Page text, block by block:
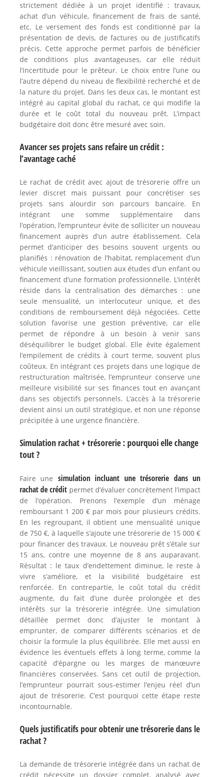
strictement dédiée à un projet identifié : travaux,
achat d’un véhicule, financement de frais de santé,
etc. Le versement des fonds est conditionné par la
présentation de devis, de factures ou de justificatifs
précis. Cette approche permet parfois de bénéficier
de conditions plus avantageuses, car elle réduit
l’incertitude pour le prêteur. Le choix entre l’une ou
l’autre dépend du niveau de flexibilité recherché et de
la nature du projet. Dans les deux cas, le montant est
intégré au capital global du rachat, ce qui modifie la
durée et le coût total du nouveau prêt. L’impact
budgétaire doit donc être mesuré avec soin.
Avancer ses projets sans refaire un crédit :
l’avantage caché
Le rachat de crédit avec ajout de trésorerie offre un
levier discret mais puissant pour concrétiser ses
projets sans alourdir son parcours bancaire. En
intégrant une somme supplémentaire dans
l’opération, l’emprunteur évite de solliciter un nouveau
financement auprès d’un autre établissement. Cela
permet d’anticiper des besoins souvent urgents ou
planifiés : rénovation de l’habitat, remplacement d’un
véhicule vieillissant, soutien aux études d’un enfant ou
financement d’une formation professionnelle. L’intérêt
réside dans la centralisation des démarches : une
seule mensualité, un interlocuteur unique, et des
conditions de remboursement déjà négociées. Cette
solution favorise une gestion préventive, car elle
permet de répondre à un besoin à venir sans
déséquilibrer le budget global. Elle évite également
l’empilement de crédits à court terme, souvent plus
coûteux. En intégrant ces projets dans une logique de
restructuration maîtrisée, l’emprunteur conserve une
meilleure visibilité sur ses finances tout en avançant
dans ses objectifs personnels. L’accès à la trésorerie
devient ainsi un outil stratégique, et non une réponse
précipitée à une urgence financière.
Simulation rachat + trésorerie : pourquoi elle change
tout ?
Faire une simulation incluant une trésorerie dans un
rachat de crédit permet d’évaluer concrètement l’impact
de l’opération. Prenons l’exemple d’un ménage
remboursant 1 200 € par mois pour plusieurs crédits.
En les regroupant, il obtient une mensualité unique
de 750 €, à laquelle s’ajoute une trésorerie de 15 000 €
pour financer des travaux. Le nouveau prêt s’étale sur
15 ans, contre une moyenne de 8 ans auparavant.
Résultat : le taux d’endettement diminue, le reste à
vivre s’améliore, et la visibilité budgétaire est
renforcée. En contrepartie, le coût total du crédit
augmente, du fait d’une durée prolongée et des
intérêts sur la trésorerie intégrée. Une simulation
détaillée permet donc d’ajuster le montant à
emprunter, de comparer différents scénarios et de
choisir la formule la plus équilibrée. Elle met aussi en
évidence les éventuels effets à long terme, comme la
capacité d’épargne ou les marges de manœuvre
financières conservées. Sans cet outil de projection,
l’emprunteur pourrait sous-estimer l’enjeu réel d’un
ajout de trésorerie. C’est pourquoi cette étape reste
incontournable.
Quels justificatifs pour obtenir une trésorerie dans le
rachat ?
La demande de trésorerie intégrée dans un rachat de
crédit nécessite un dossier complet, analysé avec